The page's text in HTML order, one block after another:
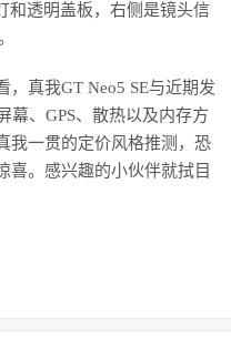
和透明盖板，右侧是镜头信
，真我GT Neo5 SE与近期发
幕、GPS、散热以及内存方
我一贯的定价风格推测，恐
喜。感兴趣的小伙伴就拭目